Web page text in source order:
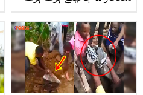
مٹر کے دانے شوگر کو کس
طرح کنٹرول کر سکتے ہیں؟